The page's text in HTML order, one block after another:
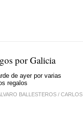
por Galicia
de ayer por varias
regalos
BALLESTEROS / CARLOS